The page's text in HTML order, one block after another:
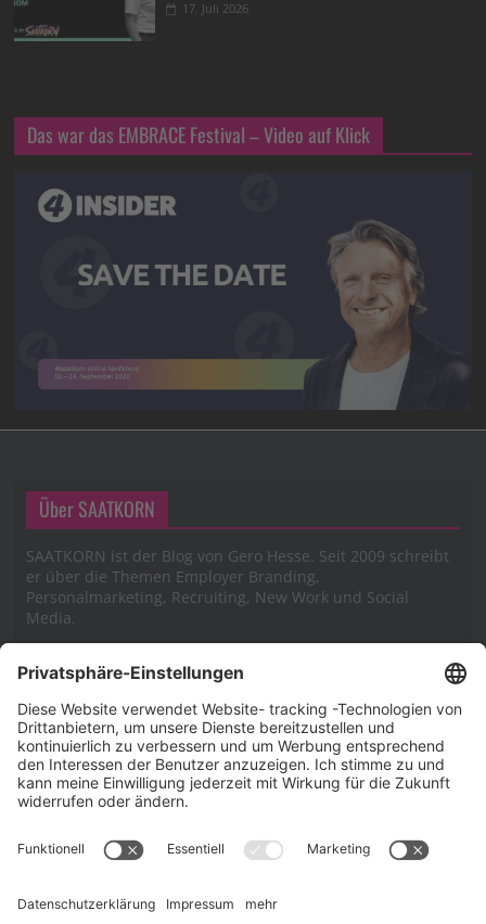
17. Juli 2026
Das war das EMBRACE Festival – Video auf Klick
Über SAATKORN
SAATKORN ist der Blog von Gero Hesse. Seit 2009 schreibt
er über die Themen Employer Branding,
Personalmarketing, Recruiting, New Work und Social
Media.
Impressum
Impressum
Cookie-Richtlinie (EU)